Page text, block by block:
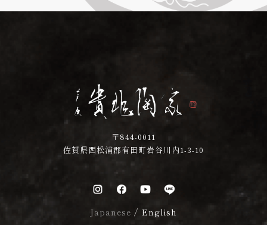
〒844-0011
佐賀県西松浦郡有田町岩谷川内1-3-10
Japanese / English